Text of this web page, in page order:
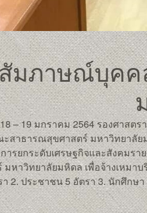
มภาษณ์บุคค
– 19 มกราคม 2564 รองศาสต
สาธารณสุขศาสตร์ มหาวิทยาลัย
ารยกระดับเศรษฐกิจและสังคมร
มหาวิทยาลัยมหิดล เพื่อจ้างเหมา
า 2. ประชาชน​ 5​ อัตรา 3. นักศึกษ